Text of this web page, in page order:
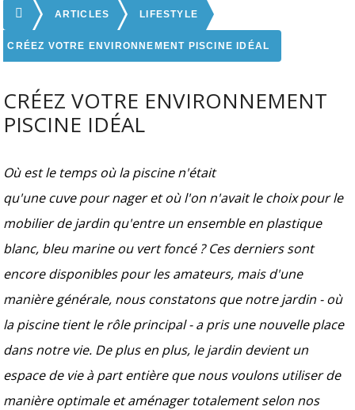
ARTICLES LIFESTYLE
CRÉEZ VOTRE ENVIRONNEMENT PISCINE IDÉAL
CRÉEZ VOTRE ENVIRONNEMENT
PISCINE IDÉAL
Où est le temps où la piscine n'était
qu'une cuve pour nager et où l'on n'avait le choix pour le
mobilier de jardin qu'entre un ensemble en plastique
blanc, bleu marine ou vert foncé ? Ces derniers sont
encore disponibles pour les amateurs, mais d'une
manière générale, nous constatons que notre jardin - où
la piscine tient le rôle principal - a pris une nouvelle place
dans notre vie. De plus en plus, le jardin devient un
espace de vie à part entière que nous voulons utiliser de
manière optimale et aménager totalement selon nos